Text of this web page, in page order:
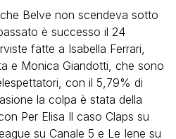
Belve non scendeva sotto
è successo il 24
fatte a Isabella Ferrari,
e Monica Giandotti, che sono
con il 5,79% di
la colpa è stata della
Per Elisa Il caso Claps su
su Canale 5 e Le Iene su